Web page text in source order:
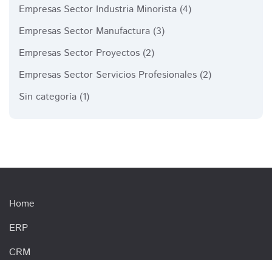
Empresas Sector Industria Minorista (4)
Empresas Sector Manufactura (3)
Empresas Sector Proyectos (2)
Empresas Sector Servicios Profesionales (2)
Sin categoría (1)
Home
ERP
CRM